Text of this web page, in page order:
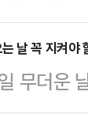
전북
가 내리
흐리겠
했다.오
과 제
날 꼭 지켜
무더운
"중부